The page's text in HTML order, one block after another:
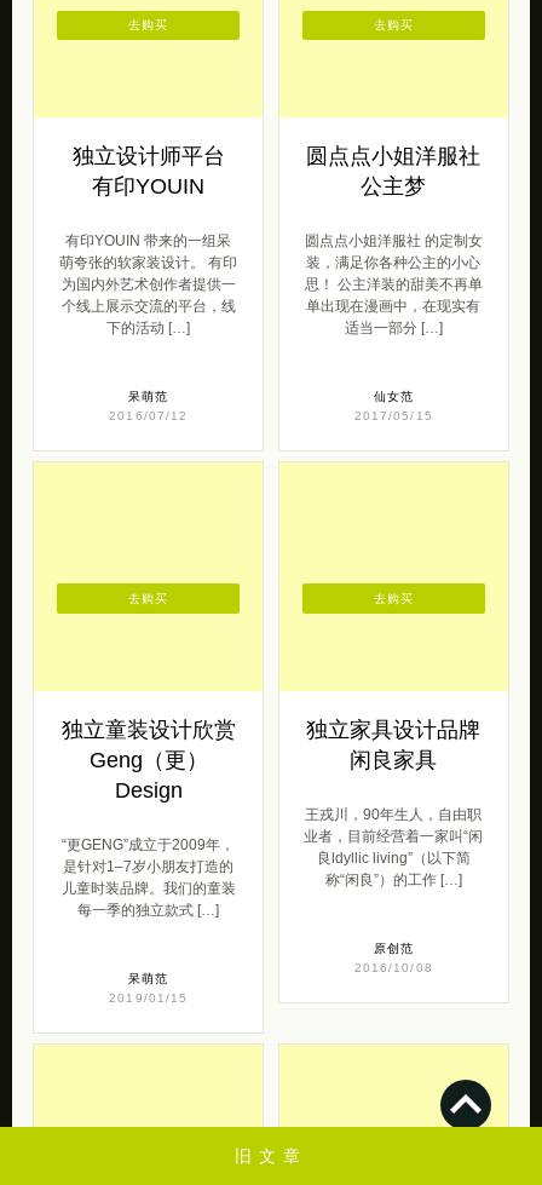
旧文章
独立设计师平台
有印YOUIN
有印YOUIN 带来的一组呆
萌夸张的软家装设计。 有印
为国内外艺术创作者提供一
个线上展示交流的平台，线
下的活动 […]
呆萌范
2016/07/12
去购买
圆点点小姐洋服社
公主梦
圆点点小姐洋服社 的定制女
装，满足你各种公主的小心
思！ 公主洋装的甜美不再单
单出现在漫画中，在现实有
适当一部分 […]
仙女范
2017/05/15
去购买
独立童装设计欣赏
Geng（更）
Design
“更GENG”成立于2009年，
是针对1–7岁小朋友打造的
儿童时装品牌。我们的童装
每一季的独立款式 […]
呆萌范
2019/01/15
去购买
独立家具设计品牌
闲良家具
王戎川，90年生人，自由职
业者，目前经营着一家叫“闲
良ldyllic living”（以下简
称“闲良”）的工作 […]
原创范
2016/10/08
去购买